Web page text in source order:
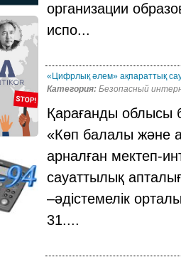
организации
испо...
«Цифрлық әлем» ақпараттық
Категория: Безопасный
Қарағанды облысы
«Көп балалы және
арналған мектеп-
сауаттылық
–әдістемелік
31....